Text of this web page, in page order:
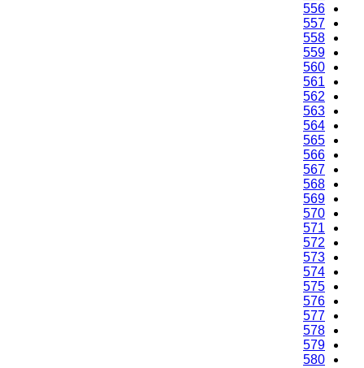
556
557
558
559
560
561
562
563
564
565
566
567
568
569
570
571
572
573
574
575
576
577
578
579
580